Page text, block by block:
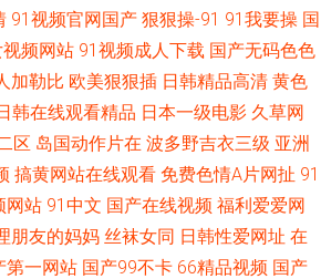
91视频官网国产 狠狠操-91 91我要操 国
频网站 91视频成人下载 国产无码色色
加勒比 欧美狠狠插 日韩精品高清 黄色
韩在线观看精品 日本一级电影 久草网
区 岛国动作片在 波多野吉衣三级 亚洲
搞黄网站在线观看 免费色情A片网扯 91
网站 91中文 国产在线视频 福利爱爱网
朋友的妈妈 丝袜女同 日韩性爱网址 在
第一网站 国产99不卡 66精品视频 国产